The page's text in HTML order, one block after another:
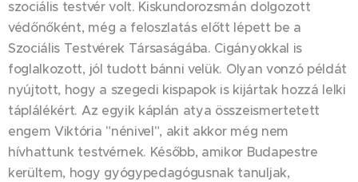
szociális testvér volt. Kiskundorozsmán dolgozott
védőnőként, még a feloszlatás előtt lépett be a
Szociális Testvérek Társaságába. Cigányokkal is
foglalkozott, jól tudott bánni velük. Olyan vonzó példát
nyújtott, hogy a szegedi kispapok is kijártak hozzá lelki
táplálékért. Az egyik káplán atya összeismertetett
engem Viktória "nénivel", akit akkor még nem
hívhattunk testvérnek. Később, amikor Budapestre
kerültem, hogy gyógypedagógusnak tanuljak,